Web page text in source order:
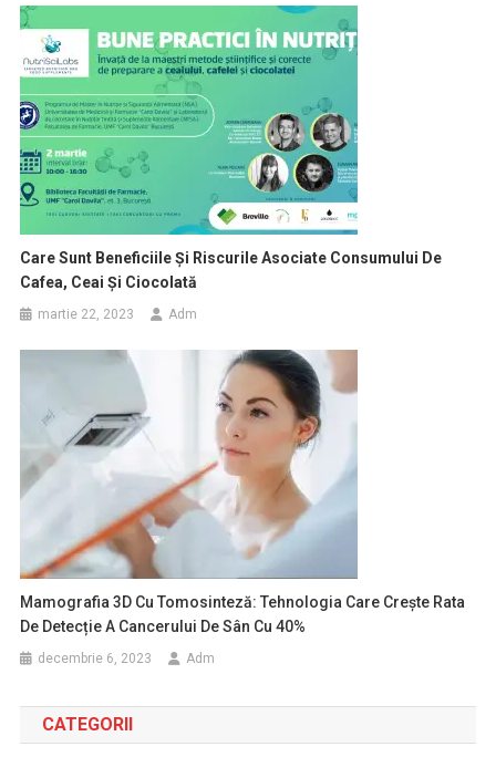
Care Sunt Beneficiile Și Riscurile Asociate Consumului De
Cafea, Ceai Și Ciocolată
martie 22, 2023 Adm
Mamografia 3D Cu Tomosinteză: Tehnologia Care Crește Rata
De Detecție A Cancerului De Sân Cu 40%
decembrie 6, 2023 Adm
CATEGORII